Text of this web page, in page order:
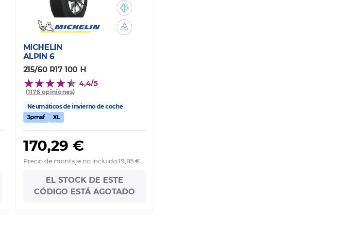
MICHELIN
ALPIN 6
215/60 R17 100 H
4,4/5
(1176 opiniones)
Neumáticos de invierno de coche
3pmsf
XL
170,29 €
Precio de montaje no incluido 19,85 €
EL STOCK DE ESTE
CÓDIGO ESTÁ AGOTADO